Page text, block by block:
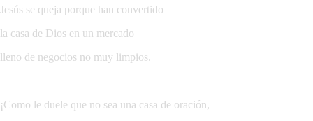
Jesús se queja porque han convertido
la casa de Dios en un mercado
lleno de negocios no muy limpios.
¡Como le duele que no sea una casa de oración,